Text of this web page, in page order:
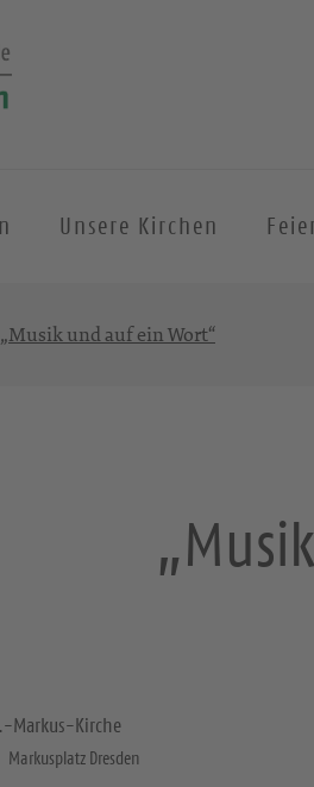
Unsere Kirchen
„Musik und auf ein Wort“
Markus-Kirche
Markusplatz Dresden